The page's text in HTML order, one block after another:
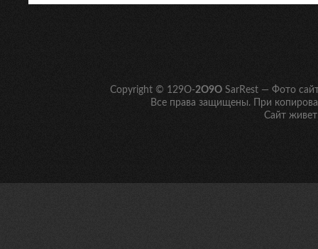
Copyright © 129O-2O9O SarRest — Фото
Все права защищены. При
Сайт живет